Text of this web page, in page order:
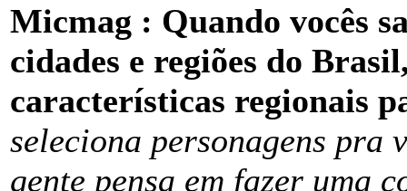
Micmag : Quando vocês
cidades e regiões do
características regionais
seleciona personagens
gente pensa em fazer uma